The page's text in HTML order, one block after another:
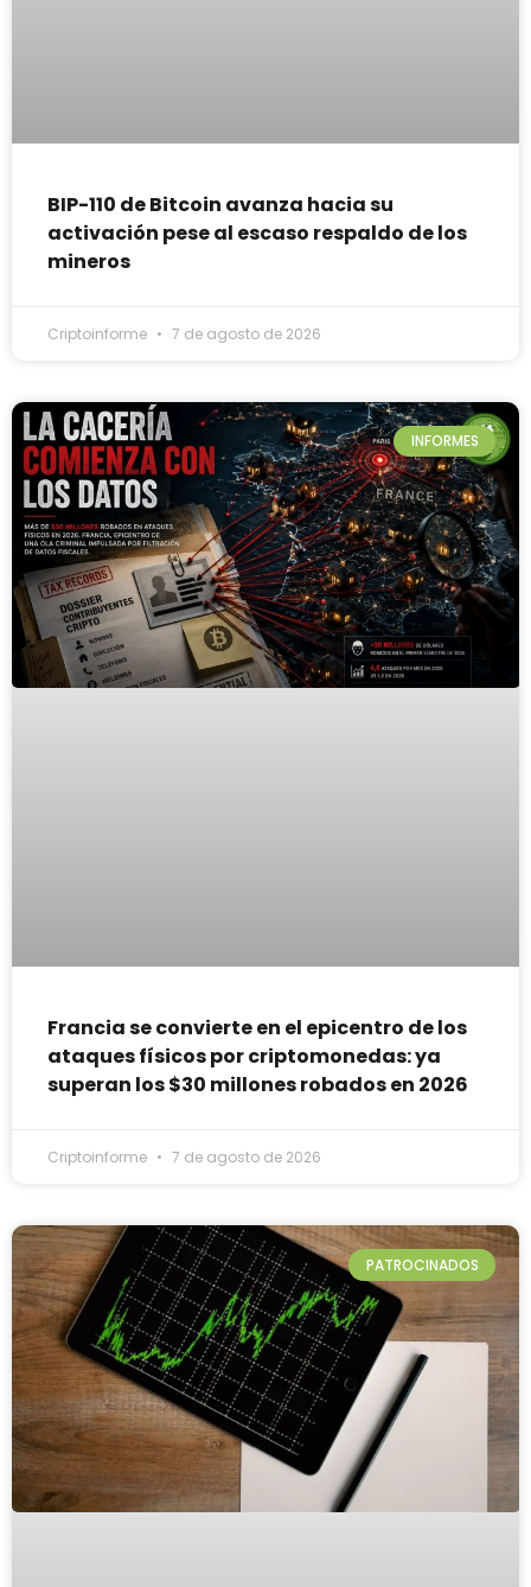
BIP-110 de Bitcoin avanza hacia su
activación pese al escaso respaldo de los
mineros
Criptoinforme 7 de agosto de 2026
INFORMES
Francia se convierte en el epicentro de los
ataques físicos por criptomonedas: ya
superan los $30 millones robados en 2026
Criptoinforme 7 de agosto de 2026
PATROCINADOS